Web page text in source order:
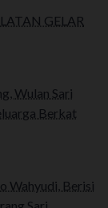
GELAR
Wulan Sari
Berkat
Wahyudi, Berisi